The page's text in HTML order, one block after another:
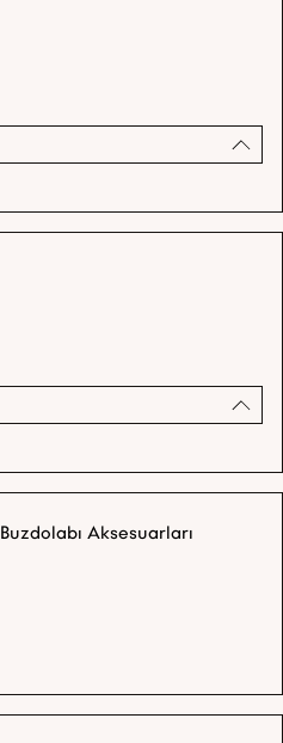
Buzdolabı Aksesuarları